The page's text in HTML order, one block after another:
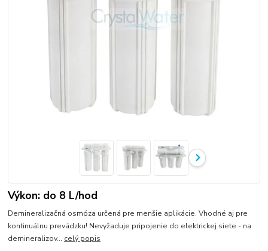
Výkon: do 8 L/hod
Demineralizačná osmóza určená pre menšie aplikácie. Vhodné aj pre
kontinuálnu prevádzku! Nevyžaduje pripojenie do elektrickej siete - na
demineralizov... celý popis